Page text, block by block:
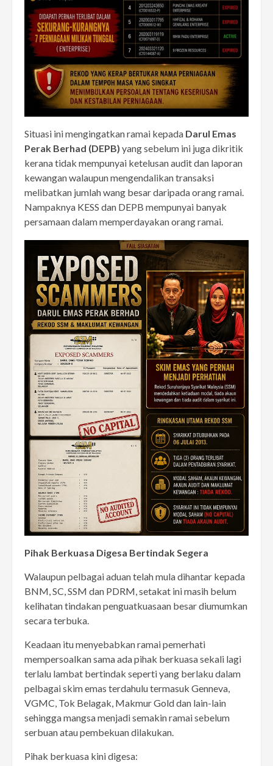
Situasi ini mengingatkan ramai kepada Darul Emas
Perak Berhad (DEPB) yang sebelum ini juga dikritik
kerana tidak mempunyai ketelusan audit dan laporan
kewangan walaupun mengendalikan transaksi
melibatkan jumlah wang besar daripada orang ramai.
Nampaknya KESS dan DEPB mempunyai banyak
persamaan dalam memperdayakan orang ramai.
Pihak Berkuasa Digesa Bertindak Segera
Walaupun pelbagai aduan telah mula dihantar kepada
BNM, SC, SSM dan PDRM, setakat ini masih belum
kelihatan tindakan penguatkuasaan besar diumumkan
secara terbuka.
Keadaan itu menyebabkan ramai pemerhati
mempersoalkan sama ada pihak berkuasa sekali lagi
terlalu lambat bertindak seperti yang berlaku dalam
pelbagai skim emas terdahulu termasuk Genneva,
VGMC, Tok Belagak, Makmur Gold dan lain-lain
sehingga mangsa menjadi semakin ramai sebelum
serbuan atau pembekuan dilakukan.
Pihak berkuasa kini digesa: